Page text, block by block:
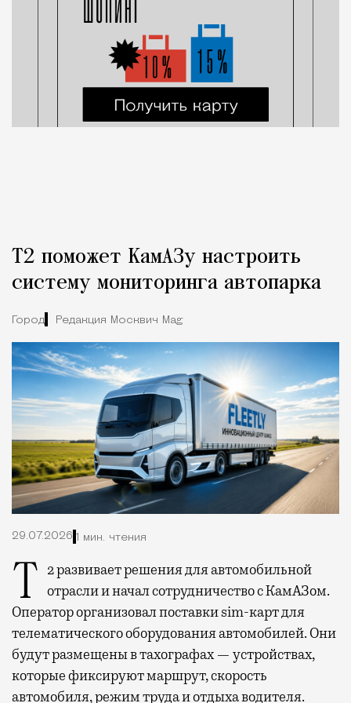
Т2 поможет КамАЗу настроить
систему мониторинга автопарка
Город Редакция Москвич Mag
29.07.2026 1 мин. чтения
Т2 развивает решения для автомобильной отрасли и начал сотрудничество с КамАЗом.
Оператор организовал поставки sim-карт для
телематического оборудования автомобилей. Они
будут размещены в тахографах — устройствах,
которые фиксируют маршрут, скорость
автомобиля, режим труда и отдыха водителя.